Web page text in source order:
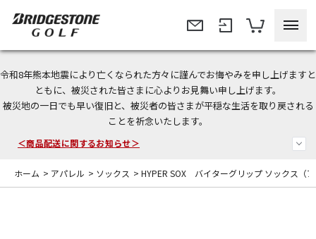
令和8年熊本地震により亡くなられた方々に謹んでお悔やみを申し上げますと
ともに、被災された皆さまに心よりお見舞い申し上げます。
被災地の一日でも早い復旧と、被災者の皆さまが平穏な生活を取り戻される
ことを祈念いたします。
＜夏季休暇中のご注文・発送・お問い合わせ＞
今なら新規会員登録で1,000円OFFクーポンプレゼント！
＜商品配送に関するお知らせ＞
ホーム > アパレル > ソックス > HYPER SOX バイターグリップ ソックス（